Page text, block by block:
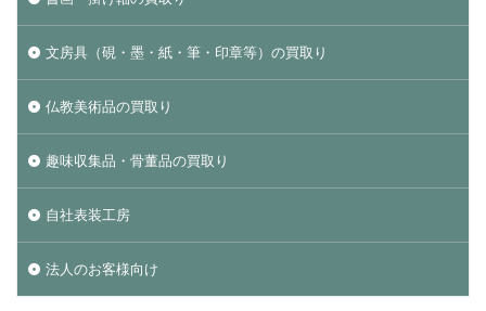
文房具（硯・墨・紙・筆・印章等）の買取り
仏教美術品の買取り
趣味収集品・骨董品の買取り
自社表装工房
法人のお客様向け